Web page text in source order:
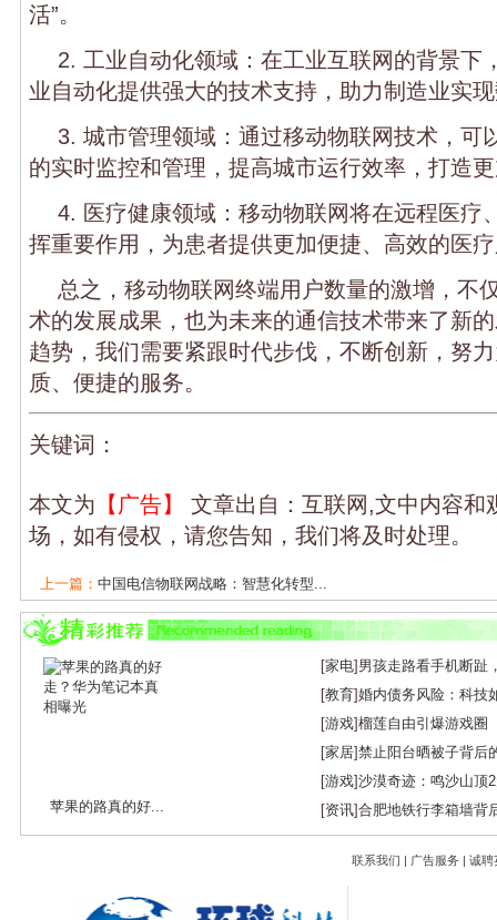
活”。
2. 工业自动化领域：在工业互联网的背景下
业自动化提供强大的技术支持，助力制造业实
3. 城市管理领域：通过移动物联网技术，可
的实时监控和管理，提高城市运行效率，打造
4. 医疗健康领域：移动物联网将在远程医疗
挥重要作用，为患者提供更加便捷、高效的医
总之，移动物联网终端用户数量的激增，不
术的发展成果，也为未来的通信技术带来了新
趋势，我们需要紧跟时代步伐，不断创新，努
质、便捷的服务。
关键词：
本文为 【广告】
文章出自：互联网,文中内容和
场，如有侵权，请您告知，我们将及时处理。
上一篇： 中国电信物联网战略：智慧化转型...
下一篇：中国移动发布“AI+物联网”“卫星...
苹果的路真的好...
[家电] 男孩走路看手机断趾
[教育]婚内债务风险：科技
[游戏]榴莲自由引爆游戏圈
[家居]禁止阳台晒被子背后
[游戏]沙漠奇迹：鸣沙山顶
[资讯]合肥地铁行李箱墙背
联系我们 | 广告服务 | 诚聘